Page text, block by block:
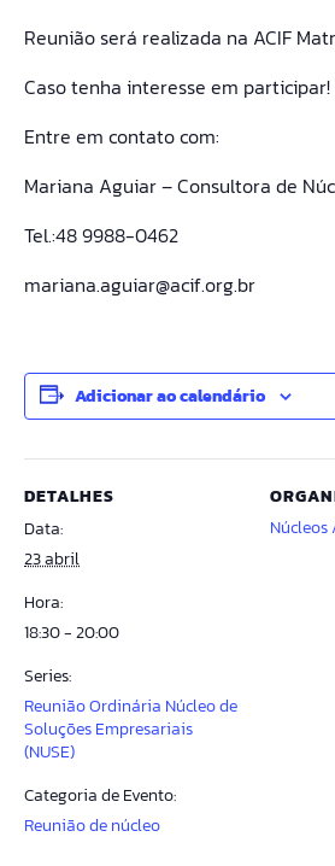
Reunião será realizada na ACIF
Caso tenha interesse em participar!
Entre em contato com:
Mariana Aguiar – Consultora de
Tel.:48 9988-0462
mariana.aguiar@acif.org.br
Adicionar ao calendário
DETALHES
Data:
23 abril
Hora:
18:30 - 20:00
Series:
Reunião Ordinária Núcleo de
Soluções Empresariais
(NUSE)
Categoria de Evento:
Reunião de núcleo
Núcleos